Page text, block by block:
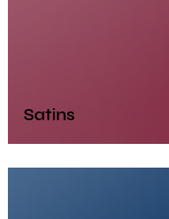
Satins